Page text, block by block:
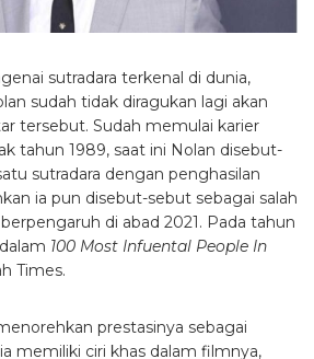
sutradara terkenal di dunia,
sudah tidak diragukan lagi akan
tersebut. Sudah memulai karier
tahun 1989, saat ini Nolan disebut-
sutradara dengan penghasilan
ia pun disebut-sebut sebagai salah
di abad 2021. Pada tahun
100 Most Infuental People In
Times.
prestasinya sebagai
memiliki ciri khas dalam filmnya,